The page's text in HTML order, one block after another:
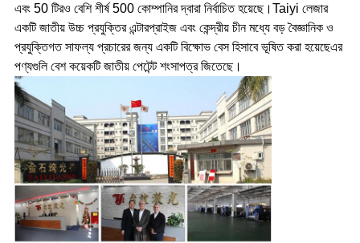
এবং 50 টিরও বেশি শীর্ষ 500 কোম্পানির দ্বারা নির্বাচিত হয়েছে।Taiyi লেজার
একটি জাতীয় উচ্চ প্রযুক্তির এন্টারপ্রাইজ এবং কেন্দ্রীয় চীন মধ্যে বড় বৈজ্ঞানিক ও
প্রযুক্তিগত সাফল্য প্রচারের জন্য একটি বিক্ষোভ বেস হিসাবে ভূষিত করা হয়েছেএর
পণ্যগুলি বেশ কয়েকটি জাতীয় পেটেন্ট শংসাপত্র জিতেছে।